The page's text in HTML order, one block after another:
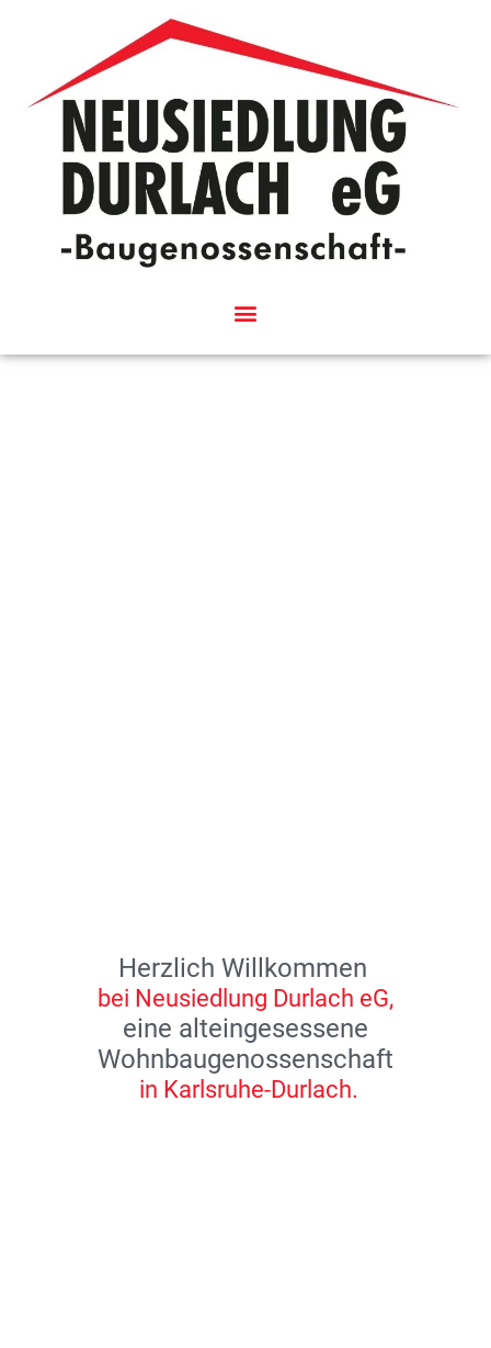
Herzlich Willkommen
bei Neusiedlung Durlach eG,
eine alteingesessene
Wohnbaugenossenschaft
in Karlsruhe-Durlach.